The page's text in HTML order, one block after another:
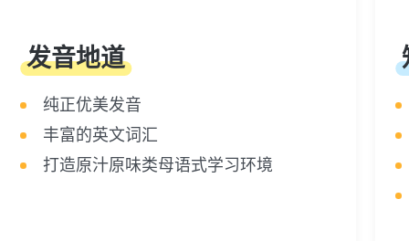
发音地道
纯正优美发音
丰富的英文词汇
打造原汁原味类母语式学习环境